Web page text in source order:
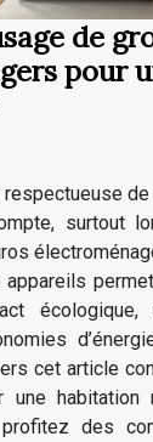
de
pour
respectueuse de
surtout
cet article
une habitation
des